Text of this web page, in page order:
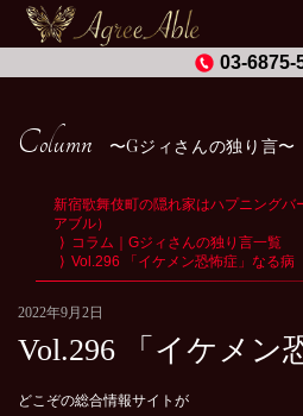
03-6875-
Column Gジィさんの独り言
新宿歌舞伎町の隠れ家はハプニングバ
アブル）
コラム｜Gジィさんの独り言一覧
Vol.296 「イケメン恐怖症」なる病
2022年9月2日
Vol.296 「イケメン
どこぞの総合情報サイトが